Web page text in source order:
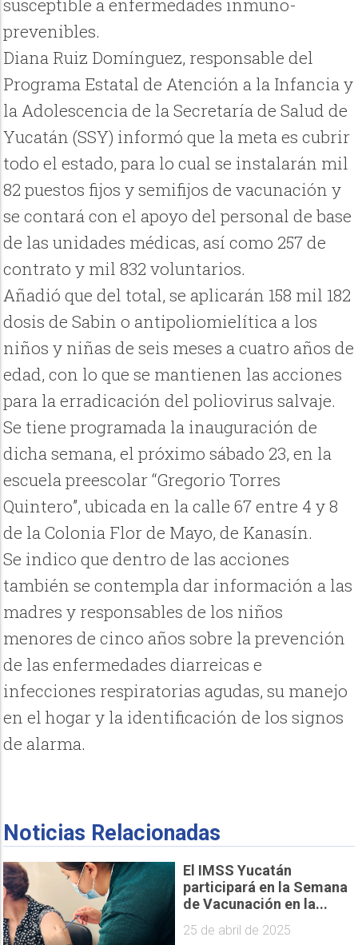
susceptible a enfermedades inmuno-
prevenibles.
Diana Ruiz Domínguez, responsable del
Programa Estatal de Atención a la Infancia y
la Adolescencia de la Secretaría de Salud de
Yucatán (SSY) informó que la meta es cubrir
todo el estado, para lo cual se instalarán mil
82 puestos fijos y semifijos de vacunación y
se contará con el apoyo del personal de base
de las unidades médicas, así como 257 de
contrato y mil 832 voluntarios.
Añadió que del total, se aplicarán 158 mil 182
dosis de Sabin o antipoliomielítica a los
niños y niñas de seis meses a cuatro años de
edad, con lo que se mantienen las acciones
para la erradicación del poliovirus salvaje.
Se tiene programada la inauguración de
dicha semana, el próximo sábado 23, en la
escuela preescolar “Gregorio Torres
Quintero”, ubicada en la calle 67 entre 4 y 8
de la Colonia Flor de Mayo, de Kanasín.
Se indico que dentro de las acciones
también se contempla dar información a las
madres y responsables de los niños
menores de cinco años sobre la prevención
de las enfermedades diarreicas e
infecciones respiratorias agudas, su manejo
en el hogar y la identificación de los signos
de alarma.
Noticias Relacionadas
El IMSS Yucatán
participará en la Semana
de Vacunación en la...
25 de abril de 2025